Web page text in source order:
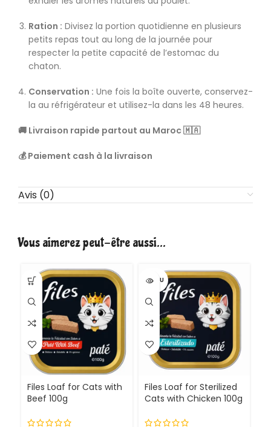
Ration : Divisez la portion quotidienne en plusieurs
petits repas tout au long de la journée pour
respecter la petite capacité de l’estomac du
chaton.
Conservation : Une fois la boîte ouverte, conservez-
la au réfrigérateur et utilisez-la dans les 48 heures.
🚚 Livraison rapide partout au Maroc 🇲🇦
💰 Paiement cash à la livraison
Avis (0)
Vous aimerez peut-être aussi…
Files Loaf for Cats with
Beef 100g
VENDU
Files Loaf for Sterilized
Cats with Chicken 100g